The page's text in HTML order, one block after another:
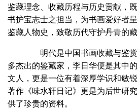
鉴藏理念、收藏历程与历史贡献，
书护宝志士之担当，为书画爱好者
鉴藏人物史，致敬历代守护丹青的藏
明代是中国书画收藏与鉴赏
多杰出的鉴藏家，李日华便是其中
文人，更是一位有着深厚学识和敏
著作《味水轩日记》更是为后世研
供了珍贵的资料。